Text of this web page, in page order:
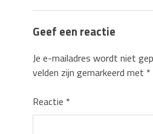
Geef een reactie
Je e-mailadres wordt niet
velden zijn gemarkeerd met *
Reactie *